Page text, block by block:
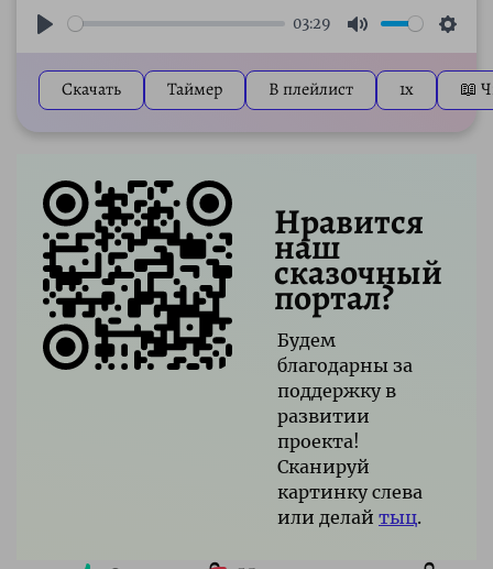
03:29
Mute
Скачать Таймер В плейлист 1x 📖
Нравится
наш
сказочный
портал?
Будем
благодарны за
поддержку в
развитии
проекта!
Сканируй
картинку слева
или делай тыц.